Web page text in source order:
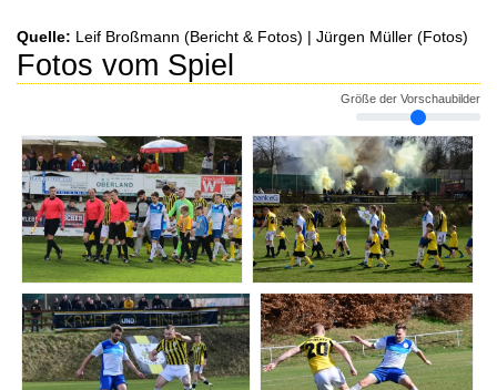
Quelle: Leif Broßmann (Bericht & Fotos) | Jürgen Müller (Fotos)
Fotos vom Spiel
Größe der Vorschaubilder